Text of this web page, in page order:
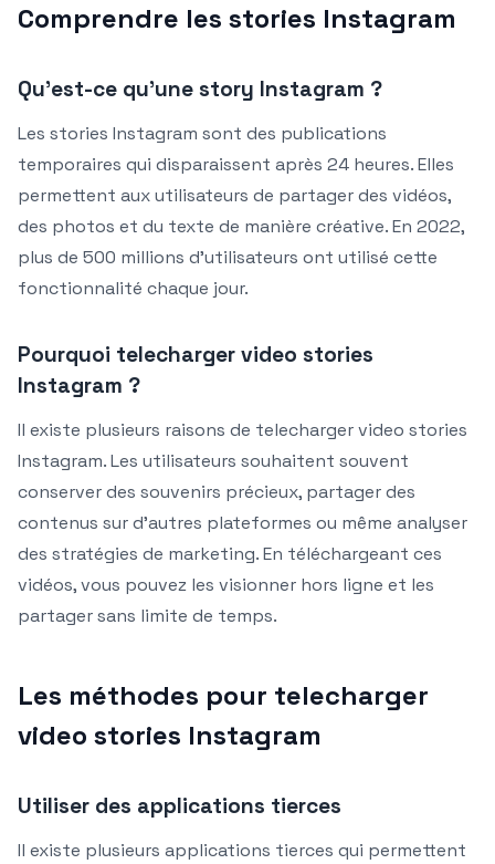
Comprendre les stories Instagram
Qu’est-ce qu’une story Instagram ?
Les stories Instagram sont des publications
temporaires qui disparaissent après 24 heures. Elles
permettent aux utilisateurs de partager des vidéos,
des photos et du texte de manière créative. En 2022,
plus de 500 millions d’utilisateurs ont utilisé cette
fonctionnalité chaque jour.
Pourquoi telecharger video stories
Instagram ?
Il existe plusieurs raisons de telecharger video stories
Instagram. Les utilisateurs souhaitent souvent
conserver des souvenirs précieux, partager des
contenus sur d’autres plateformes ou même analyser
des stratégies de marketing. En téléchargeant ces
vidéos, vous pouvez les visionner hors ligne et les
partager sans limite de temps.
Les méthodes pour telecharger
video stories Instagram
Utiliser des applications tierces
Il existe plusieurs applications tierces qui permettent